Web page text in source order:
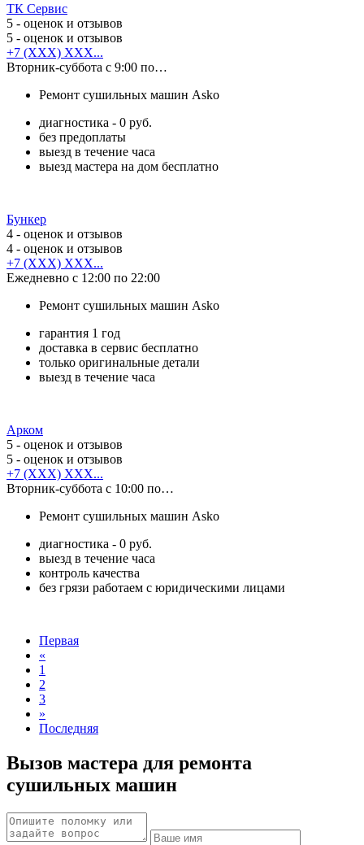
ТК Сервис
5 - оценок и отзывов
5 - оценок и отзывов
+7 (XXX) XXX...
Вторник-суббота с 9:00 по…
Ремонт сушильных машин Asko
диагностика - 0 руб.
без предоплаты
выезд в течение часа
выезд мастера на дом бесплатно
Бункер
4 - оценок и отзывов
4 - оценок и отзывов
+7 (XXX) XXX...
Ежедневно с 12:00 по 22:00
Ремонт сушильных машин Asko
гарантия 1 год
доставка в сервис бесплатно
только оригинальные детали
выезд в течение часа
Арком
5 - оценок и отзывов
5 - оценок и отзывов
+7 (XXX) XXX...
Вторник-суббота с 10:00 по…
Ремонт сушильных машин Asko
диагностика - 0 руб.
выезд в течение часа
контроль качества
без грязи работаем с юридическими лицами
Первая
«
1
2
3
»
Последняя
Вызов мастера для ремонта
сушильных машин